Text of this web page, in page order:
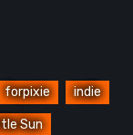
forpixie indie
Sun